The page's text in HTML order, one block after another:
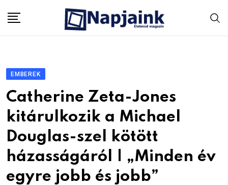
EMBEREK
Catherine Zeta-Jones
kitárulkozik a Michael
Douglas-szel kötött
házasságáról | „Minden év
egyre jobb és jobb”